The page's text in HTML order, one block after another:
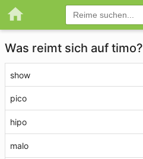
Was reimt sich auf timo?
show
pico
hipo
malo